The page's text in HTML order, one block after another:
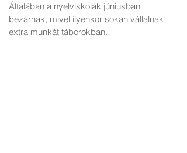
Általában a nyelviskolák júniusban
bezárnak, mivel ilyenkor sokan vállalnak
extra munkát táborokban.